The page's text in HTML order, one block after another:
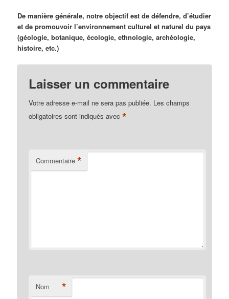
De manière générale, notre objectif est de défendre, d’étudier
et de promouvoir l’environnement culturel et naturel du pays
(géologie, botanique, écologie, ethnologie, archéologie,
histoire, etc.)
Laisser un commentaire
Votre adresse e-mail ne sera pas publiée. Les champs
obligatoires sont indiqués avec*
Commentaire *
Nom *